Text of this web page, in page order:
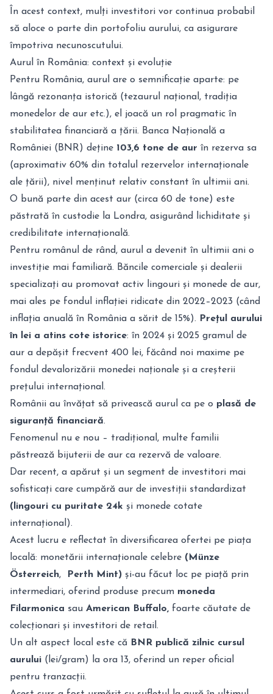
În acest context, mulți investitori vor continua probabil
să aloce o parte din portofoliu aurului, ca asigurare
împotriva necunoscutului.
Aurul în România: context și evoluție
Pentru România, aurul are o semnificație aparte: pe
lângă rezonanța istorică (tezaurul național, tradiția
monedelor de aur etc.), el joacă un rol pragmatic în
stabilitatea financiară a țării. Banca Națională a
României (BNR) deține 103,6 tone de aur în rezerva sa
(aproximativ 60% din totalul rezervelor internaționale
ale țării), nivel menținut relativ constant în ultimii ani.
O bună parte din acest aur (circa 60 de tone) este
păstrată în custodie la Londra, asigurând lichiditate și
credibilitate internațională.
Pentru românul de rând, aurul a devenit în ultimii ani o
investiție mai familiară. Băncile comerciale și dealerii
specializați au promovat activ lingouri și monede de aur,
mai ales pe fondul inflației ridicate din 2022–2023 (când
inflația anuală în România a sărit de 15%).
Prețul aurului
în lei a atins cote istorice: în 2024 și 2025 gramul de
aur a depășit frecvent 400 lei, făcând noi maxime pe
fondul devalorizării monedei naționale și a creșterii
prețului internațional.
Românii au învățat să privească aurul ca pe o plasă de
siguranță financiară.
Fenomenul nu e nou – tradițional, multe familii
păstrează bijuterii de aur ca rezervă de valoare.
Dar recent, a apărut și un segment de investitori mai
sofisticați care cumpără aur de investiții standardizat
(lingouri cu puritate 24k și monede cotate
internațional).
Acest lucru e reflectat în diversificarea ofertei pe piața
locală: monetării internaționale celebre (Münze
Österreich, Perth Mint) și-au făcut loc pe piață prin
intermediari, oferind produse precum moneda
Filarmonica sau American Buffalo, foarte căutate de
colecționari și investitori de retail.
Un alt aspect local este că
BNR publică zilnic cursul
aurului (lei/gram) la ora 13, oferind un reper oficial
pentru tranzacții.